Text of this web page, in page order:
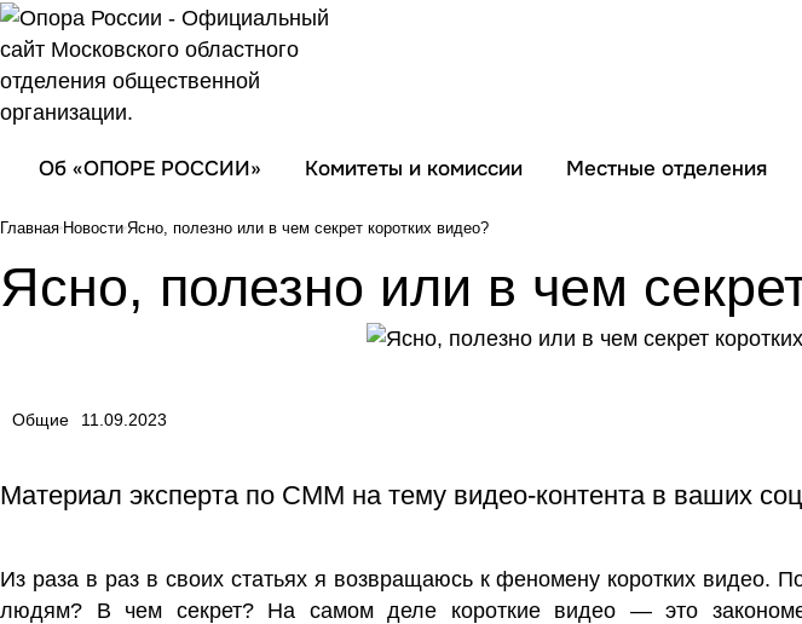
Об «ОПОРЕ РОССИИ» Комитеты и комиссии Местные отделения
Главная Новости Ясно, полезно или в чем секрет коротких видео?
Ясно, полезно или в чем
Общие 11.09.2023
Материал эксперта по СММ на тему видео-контента в ваших
Из раза в раз в своих статьях я возвращаюсь к феномену коротких видео.
людям? В чем секрет? На самом деле короткие видео — это